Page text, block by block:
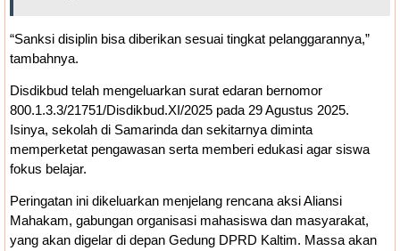
“Sanksi disiplin bisa diberikan sesuai tingkat pelanggarannya,”
tambahnya.
Disdikbud telah mengeluarkan surat edaran bernomor
800.1.3.3/21751/Disdikbud.XI/2025 pada 29 Agustus 2025.
Isinya, sekolah di Samarinda dan sekitarnya diminta
memperketat pengawasan serta memberi edukasi agar siswa
fokus belajar.
Peringatan ini dikeluarkan menjelang rencana aksi Aliansi
Mahakam, gabungan organisasi mahasiswa dan masyarakat,
yang akan digelar di depan Gedung DPRD Kaltim. Massa akan